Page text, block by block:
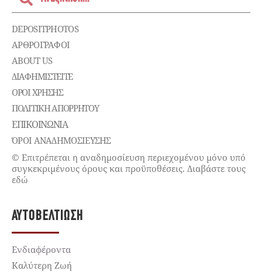
DEPOSITPHOTOS
ΑΡΘΡΟΓΡΑΦΟΙ
ABOUT US
ΔΙΑΦΗΜΙΣΤΕΊΤΕ
ΌΡΟΙ ΧΡΉΣΗΣ
ΠΟΛΙΤΙΚΉ ΑΠΟΡΡΉΤΟΥ
ΕΠΙΚΟΙΝΩΝΊΑ
ΌΡΟΙ ΑΝΑΔΗΜΟΣΙΕΥΣΗΣ
© Επιτρέπεται η αναδημοσίευση περιεχομένου μόνο υπό
συγκεκριμένους όρους και προϋποθέσεις. Διαβάστε τους
εδώ
ΑΥΤΟΒΕΛΤΊΩΣΗ
Ενδιαφέροντα
Καλύτερη Ζωή